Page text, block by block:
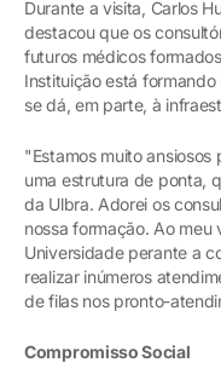
Durante a visita, Carlos
destacou que os
futuros médicos
Instituição está
se dá, em parte, à
"Estamos muito ansiosos
uma estrutura de ponta,
da Ulbra. Adorei os
nossa formação. Ao meu
Universidade perante a
realizar inúmeros
de filas nos pronto-
Compromisso Social